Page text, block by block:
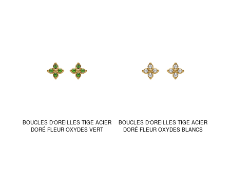
BOUCLES D'OREILLES TIGE ACIER
DORÉ FLEUR OXYDES VERT
BOUCLES D'OREILLES TIGE ACIER
DORÉ FLEUR OXYDES BLANCS